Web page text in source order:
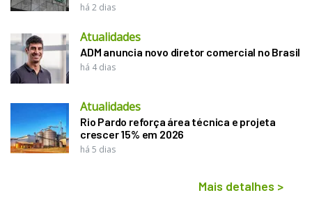
há 2 dias
Atualidades
ADM anuncia novo diretor comercial no Brasil
há 4 dias
Atualidades
Rio Pardo reforça área técnica e projeta
crescer 15% em 2026
há 5 dias
Mais detalhes >